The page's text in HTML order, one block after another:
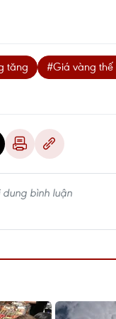
tăng
#Giá vàng thế